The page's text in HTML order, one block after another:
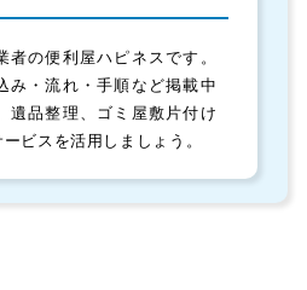
の便利屋ハピネスです。
み・流れ・手順など掲載中
遺品整理、ゴミ屋敷片付け
ビスを活用しましょう。